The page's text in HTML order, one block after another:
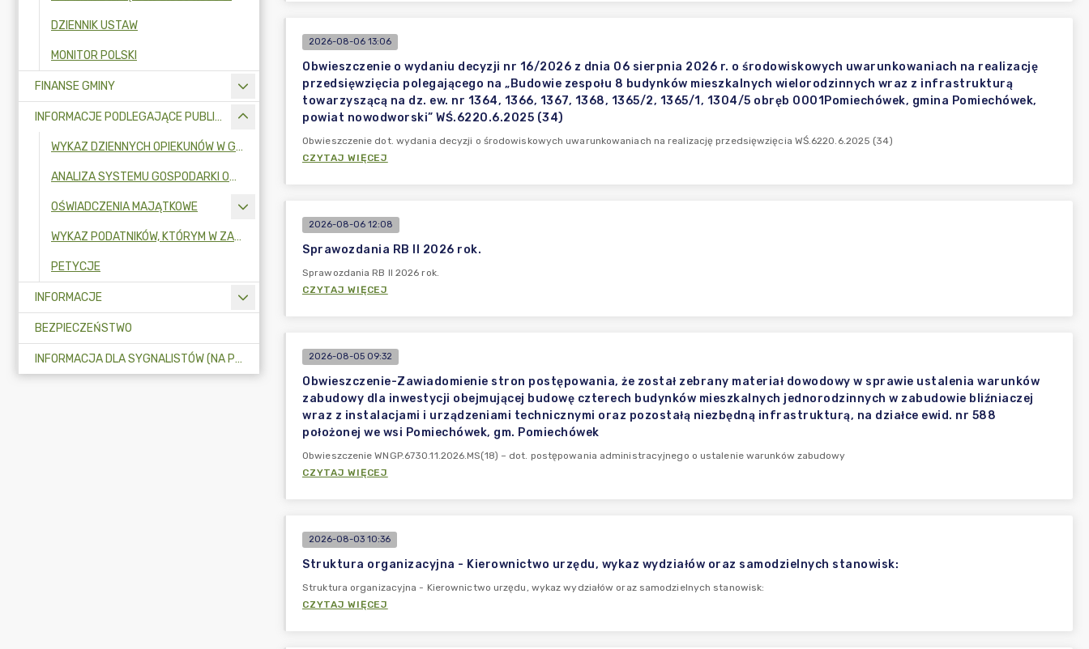
DZIENNIK USTAW
MONITOR POLSKI
FINANSE GMINY
INFORMACJE PODLEGAJĄCE PUBLIKACJI
WYKAZ DZIENNYCH OPIEKUNÓW W GMINIE POMIECHÓWEK
ANALIZA SYSTEMU GOSPODARKI ODPADAMI KOMUNALNYMI NA TERENIE GMINY POMIECHÓWEK
OŚWIADCZENIA MAJĄTKOWE
WYKAZ PODATNIKÓW, KTÓRYM W ZAKRESIE PODATKÓW I OPŁAT UDZIELONO ULG, ODROCZEŃ, UMORZEŃ LUB ROZŁOŻONO SPŁATĘ NA RATY W KWOCIE PRZEWYŻSZAJĄCEJ ŁĄCZNIE 500 ZŁ ORAZ WYKAZ OSÓB PRAWNYCH I FIZYCZNYCH ORAZ JEDNOSTEK ORGANIZACYJNYCH NIEPOSIADAJĄCYCH OSOBOWOŚCI PRAWNEJ, KTÓRYM UDZIELONO POMOCY PUBLICZNEJ
PETYCJE
INFORMACJE
BEZPIECZEŃSTWO
INFORMACJA DLA SYGNALISTÓW (NA PODSTAWIE ART. 48 UST. 1 USTAWY O OCHRONIE SYGNALISTÓW)
2026-08-06 13:06
Obwieszczenie o wydaniu decyzji nr 16/2026 z dnia 06 sierpnia 2026 r. o środowiskowych uwarunkowaniach na realizację
przedsięwzięcia polegającego na „Budowie zespołu 8 budynków mieszkalnych wielorodzinnych wraz z infrastrukturą
towarzyszącą na dz. ew. nr 1364, 1366, 1367, 1368, 1365/2, 1365/1, 1304/5 obręb 0001Pomiechówek, gmina Pomiechówek,
powiat nowodworski” WŚ.6220.6.2025 (34)
Obwieszczenie dot. wydania decyzji o środowiskowych uwarunkowaniach na realizację przedsięwzięcia WŚ.6220.6.2025 (34)
CZYTAJ WIĘCEJ
2026-08-06 12:08
Sprawozdania RB II 2026 rok.
Sprawozdania RB II 2026 rok.
CZYTAJ WIĘCEJ
2026-08-05 09:32
Obwieszczenie-Zawiadomienie stron postępowania, że został zebrany materiał dowodowy w sprawie ustalenia warunków
zabudowy dla inwestycji obejmującej budowę czterech budynków mieszkalnych jednorodzinnych w zabudowie bliźniaczej
wraz z instalacjami i urządzeniami technicznymi oraz pozostałą niezbędną infrastrukturą, na działce ewid. nr 588
położonej we wsi Pomiechówek, gm. Pomiechówek
Obwieszczenie WNGP.6730.11.2026.MS(18) – dot. postępowania administracyjnego o ustalenie warunków zabudowy
CZYTAJ WIĘCEJ
2026-08-03 10:36
Struktura organizacyjna - Kierownictwo urzędu, wykaz wydziałów oraz samodzielnych stanowisk:
Struktura organizacyjna - Kierownictwo urzędu, wykaz wydziałów oraz samodzielnych stanowisk:
CZYTAJ WIĘCEJ